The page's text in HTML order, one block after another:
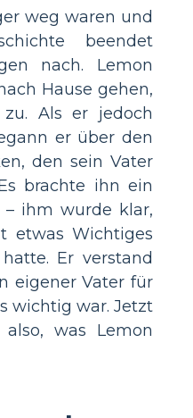
weg waren und
beendet
nach. Lemon
Hause gehen,
Als er jedoch
er über den
den sein Vater
brachte ihn ein
ihm wurde klar,
etwas Wichtiges
Er verstand
eigener Vater für
wichtig war. Jetzt
was Lemon